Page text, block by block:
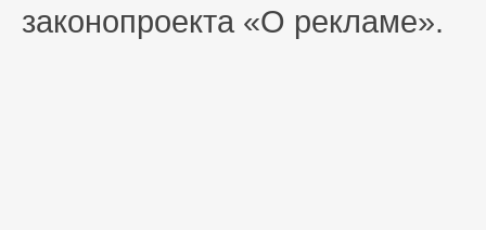
законопроекта «О рекламе».